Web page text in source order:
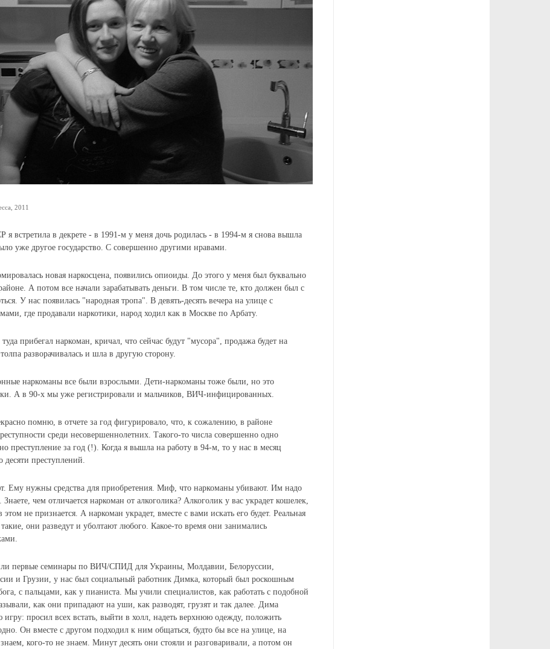
2011
я встретила в декрете - в 1991-м у меня дочь родилась - в 1994-м я снова вышла
уже другое государство. С совершенно другими нравами.
новая наркосцена, появились опиоиды. До этого у меня был буквально
А потом все начали зарабатывать деньги. В том числе те, кто должен был с
У нас появилась "народная тропа". В девять-десять вечера на улице с
где продавали наркотики, народ ходил как в Москве по Арбату.
прибегал наркоман, кричал, что сейчас будут "мусора", продажа будет на
разворачивалась и шла в другую сторону.
наркоманы все были взрослыми. Дети-наркоманы тоже были, но это
А в 90-х мы уже регистрировали и мальчиков, ВИЧ-инфицированных.
помню, в отчете за год фигурировало, что, к сожалению, в районе
среди несовершеннолетних. Такого-то числа совершенно одно
преступление за год (!). Когда я вышла на работу в 94-м, то у нас в месяц
десяти преступлений.
Ему нужны средства для приобретения. Миф, что наркоманы убивают. Им надо
Знаете, чем отличается наркоман от алкоголика? Алкоголик у вас украдет кошелек,
не признается. А наркоман украдет, вместе с вами искать его будет. Реальная
они разведут и уболтают любого. Какое-то время они занимались
первые семинары по ВИЧ/СПИД для Украины, Молдавии, Белоруссии,
и Грузии, у нас был социальный работник Димка, который был роскошным
с пальцами, как у пианиста. Мы учили специалистов, как работать с подобной
как они припадают на уши, как разводят, грузят и так далее. Дима
игру: просил всех встать, выйти в холл, надеть верхнюю одежду, положить
Он вместе с другом подходил к ним общаться, будто бы все на улице, на
кого-то не знаем. Минут десять они стояли и разговаривали, а потом он